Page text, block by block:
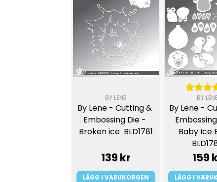
BY LENE
By Lene - Cutting &
Embossing Die -
Broken ice  BLD1781
139 kr
LÄGG I VARUKORGEN
BY
By Lene -
Baby Ice
159
LÄGG I